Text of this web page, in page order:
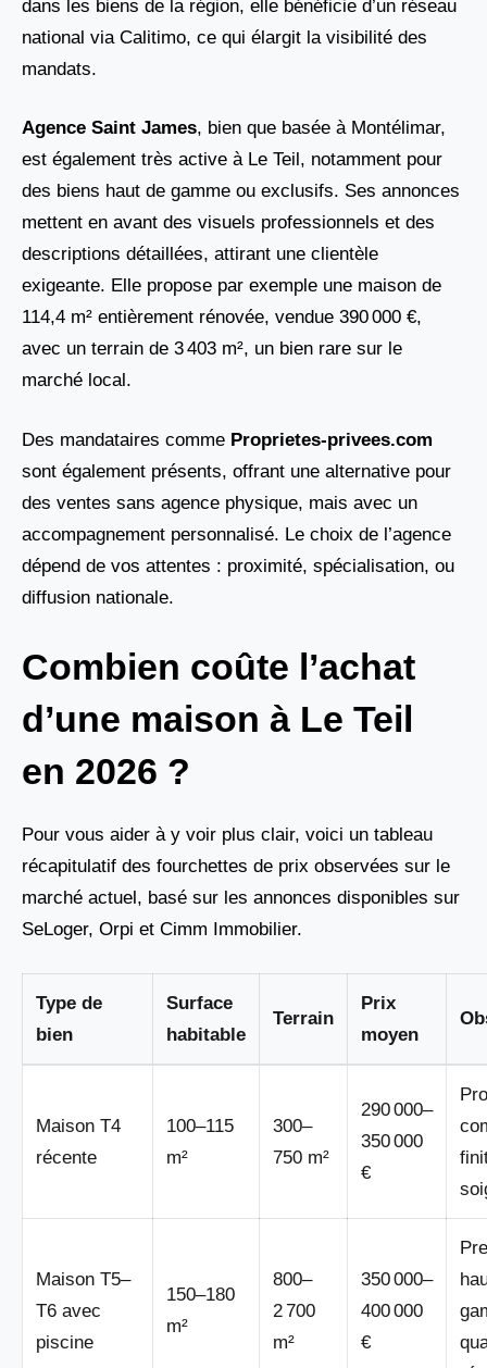
dans les biens de la région, elle bénéficie d’un réseau
national via Calitimo, ce qui élargit la visibilité des
mandats.
Agence Saint James, bien que basée à Montélimar,
est également très active à Le Teil, notamment pour
des biens haut de gamme ou exclusifs. Ses annonces
mettent en avant des visuels professionnels et des
descriptions détaillées, attirant une clientèle
exigeante. Elle propose par exemple une maison de
114,4 m² entièrement rénovée, vendue 390 000 €,
avec un terrain de 3 403 m², un bien rare sur le
marché local.
Des mandataires comme Proprietes-privees.com
sont également présents, offrant une alternative pour
des ventes sans agence physique, mais avec un
accompagnement personnalisé. Le choix de l’agence
dépend de vos attentes : proximité, spécialisation, ou
diffusion nationale.
Combien coûte l’achat
d’une maison à Le Teil
en 2026 ?
Pour vous aider à y voir plus clair, voici un tableau
récapitulatif des fourchettes de prix observées sur le
marché actuel, basé sur les annonces disponibles sur
SeLoger, Orpi et Cimm Immobilier.
Type de
bien
Surface
habitable
Terrain
Prix
moyen
Maison T4
récente
100–115
m²
300–
750 m²
290 000–
350 000
€
Maison T5–
T6 avec
piscine
150–180
m²
800–
2 700
m²
350 000–
400 000
€